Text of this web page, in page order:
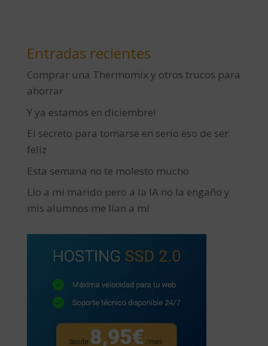
Entradas recientes
Comprar una Thermomix y otros trucos para
ahorrar
Y ya estamos en diciembre!
El secreto para tomarse en serio eso de ser
feliz
Esta semana no te molesto mucho
Lío a mi marido pero a la IA no la engaño y
mis alumnos me lían a mí